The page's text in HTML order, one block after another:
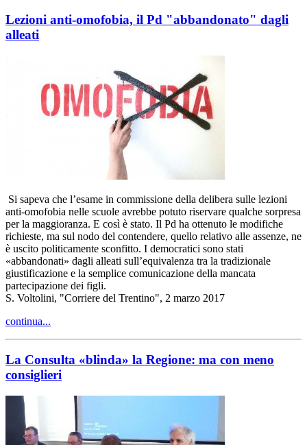
Lezioni anti-omofobia, il Pd "abbandonato" dagli
alleati
Si sapeva che l’esame in commissione della delibera sulle lezioni
anti-omofobia nelle scuole avrebbe potuto riservare qualche sorpresa
per la maggioranza. E così è stato. Il Pd ha ottenuto le modifiche
richieste, ma sul nodo del contendere, quello relativo alle assenze, ne
è uscito politicamente sconfitto. I democratici sono stati
«abbandonati» dagli alleati sull’equivalenza tra la tradizionale
giustificazione e la semplice comunicazione della mancata
partecipazione dei figli.
S. Voltolini, "Corriere del Trentino", 2 marzo 2017
continua...
La Consulta «blinda» la Regione: ma con meno
consiglieri